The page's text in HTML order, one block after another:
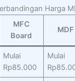
Harga
MFC
Board
MDF
Mulai
Rp85.000
Mulai